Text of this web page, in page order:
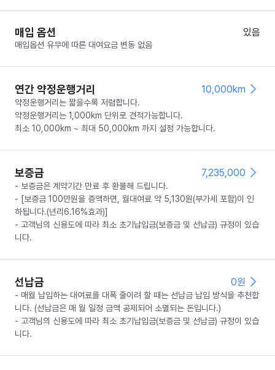
매입 옵션 있음
매입옵션 유무에 따른 대여요금 변동 없음
연간 약정운행거리 10,000km
약정운행거리는 짧을수록 저렴합니다.
약정운행거리는 1,000km 단위로 견적가능합니다.
최소 10,000km ~ 최대 50,000km 까지 설정 가능합니다.
보증금 7,235,000
- 보증금은 계약기간 만료 후 환불해 드립니다.
- [보증금 100만원을 증액하면, 월대여료 약 5,130원(부가세 포함)이 인
하됩니다.(년리6.16%효과)]
- 고객님의 신용도에 따라 최소 초기납입금(보증금 및 선납금) 규정이 있습
니다.
선납금 0원
- 매월 납입하는 대여료를 대폭 줄이려 할 때는 선납금 납입 방식을 추천합
니다. (선납금은 매 월 일정 금액 공제되어 소멸되는 돈입니다.)
- 고객님의 신용도에 따라 최소 초기납입금(보증금 및 선납금) 규정이 있습
니다.